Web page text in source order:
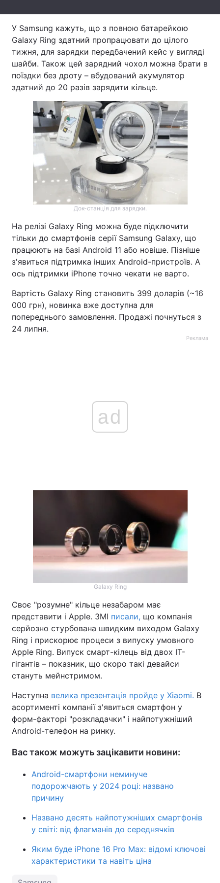
Тема оформлення
У Samsung кажуть, що з повною батарейкою
Galaxy Ring здатний пропрацювати до цілого
тижня, для зарядки передбачений кейс у вигляді
шайби. Також цей зарядний чохол можна брати в
поїздки без дроту – вбудований акумулятор
здатний до 20 разів зарядити кільце.
Док-станція для зарядки.
На релізі Galaxy Ring можна буде підключити
тільки до смартфонів серії Samsung Galaxy, що
працюють на базі Android 11 або новіше. Пізніше
з'явиться підтримка інших Android-пристроїв. А
ось підтримки iPhone точно чекати не варто.
Вартість Galaxy Ring становить 399 доларів (~16
000 грн), новинка вже доступна для
попереднього замовлення. Продажі почнуться з
24 липня.
Реклама
ad
Galaxy Ring
Своє "розумне" кільце незабаром має
представити і Apple. ЗМІ писали, що компанія
серйозно стурбована швидким виходом Galaxy
Ring і прискорює процеси з випуску умовного
Apple Ring. Випуск смарт-кілець від двох IT-
гігантів – показник, що скоро такі девайси
стануть мейнстримом.
Наступна велика презентація пройде у Xiaomi. В
асортименті компанії з'явиться смартфон у
форм-факторі "розкладачки" і найпотужніший
Android-телефон на ринку.
Вас також можуть зацікавити новини:
Android-смартфони неминуче
подорожчають у 2024 році: названо
причину
Названо десять найпотужніших смартфонів
у світі: від флагманів до середнячків
Яким буде iPhone 16 Pro Max: відомі ключові
характеристики та навіть ціна